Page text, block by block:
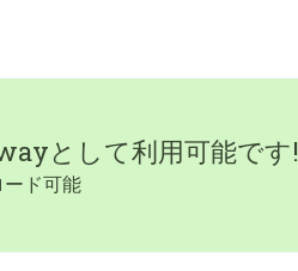
として利用可能です!
ド可能